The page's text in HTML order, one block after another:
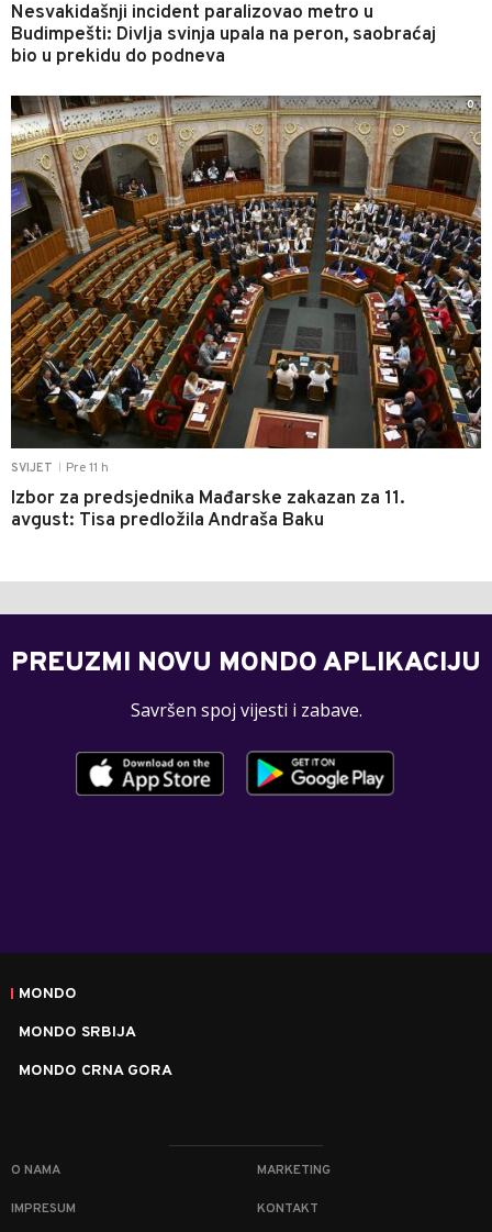
Nesvakidašnji incident paralizovao metro u
Budimpešti: Divlja svinja upala na peron, saobraćaj
bio u prekidu do podneva
SVIJET Pre 11 h
Izbor za predsjednika Mađarske zakazan za 11.
avgust: Tisa predložila Andraša Baku
0
PREUZMI NOVU MONDO APLIKACIJU
Savršen spoj vijesti i zabave.
MONDO
MONDO SRBIJA
MONDO CRNA GORA
O NAMA MARKETING
IMPRESUM KONTAKT